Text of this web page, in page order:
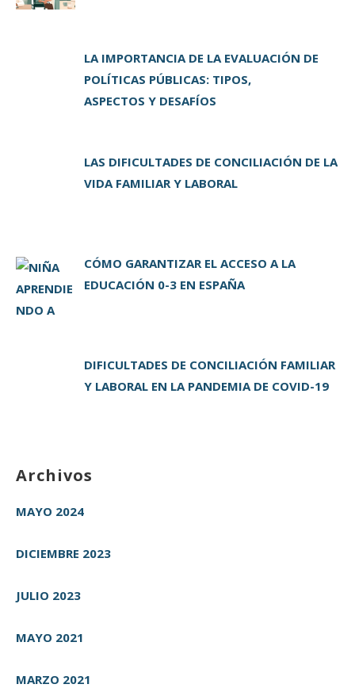
LA IMPORTANCIA DE LA EVALUACIÓN DE
POLÍTICAS PÚBLICAS: TIPOS,
ASPECTOS Y DESAFÍOS
LAS DIFICULTADES DE CONCILIACIÓN DE LA
VIDA FAMILIAR Y LABORAL
CÓMO GARANTIZAR EL ACCESO A LA
EDUCACIÓN 0-3 EN ESPAÑA
DIFICULTADES DE CONCILIACIÓN FAMILIAR
Y LABORAL EN LA PANDEMIA DE COVID-19
Archivos
MAYO 2024
DICIEMBRE 2023
JULIO 2023
MAYO 2021
MARZO 2021